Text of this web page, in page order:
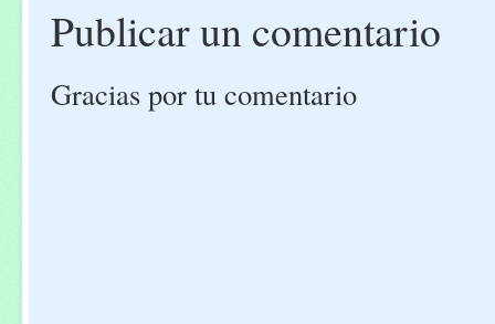
Publicar un comentario
Gracias por tu comentario